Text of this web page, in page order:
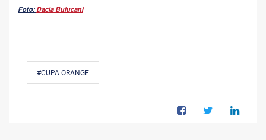
Foto:Dacia Buiucani
#CUPA ORANGE